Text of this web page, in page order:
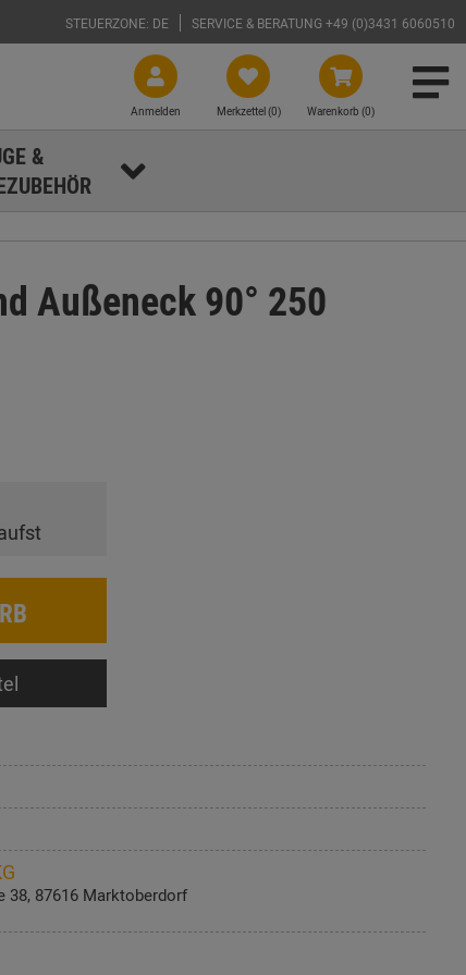
STEUERZONE: DE SERVICE & BERATUNG +49 (0)3431 6060510
Warenkorb (0)
Merkzettel (0)
Anmelden
&
Außeneck 90° 250
38, 87616 Marktoberdorf